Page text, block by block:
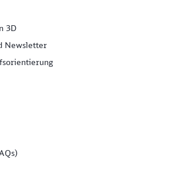
3D
Newsletter